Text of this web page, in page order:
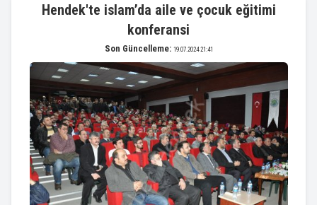
Hendek'te islam’da aile ve çocuk eğitimi
konferansi
Son Güncelleme: 19.07.2024 21:41